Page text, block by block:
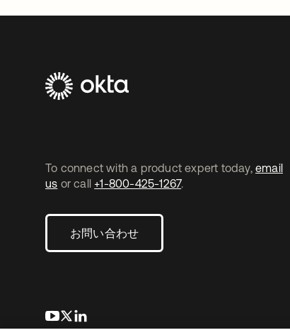
To connect with a product expert today, email
us or call +1-800-425-1267.
お問い合わせ
新しいタブで開く
新しいタブで開く